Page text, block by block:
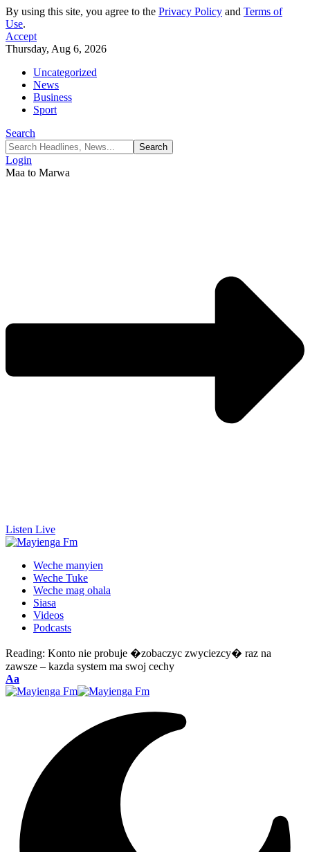
By using this site, you agree to the Privacy Policy and Terms of
Use.
Accept
Thursday, Aug 6, 2026
Uncategorized
News
Business
Sport
Search
Login
Maa to Marwa
Listen Live
Weche manyien
Weche Tuke
Weche mag ohala
Siasa
Videos
Podcasts
Reading: Konto nie probuje �zobaczyc zwyciezcy� raz na
zawsze – kazda system ma swoj cechy
Font
Resizer
Aa